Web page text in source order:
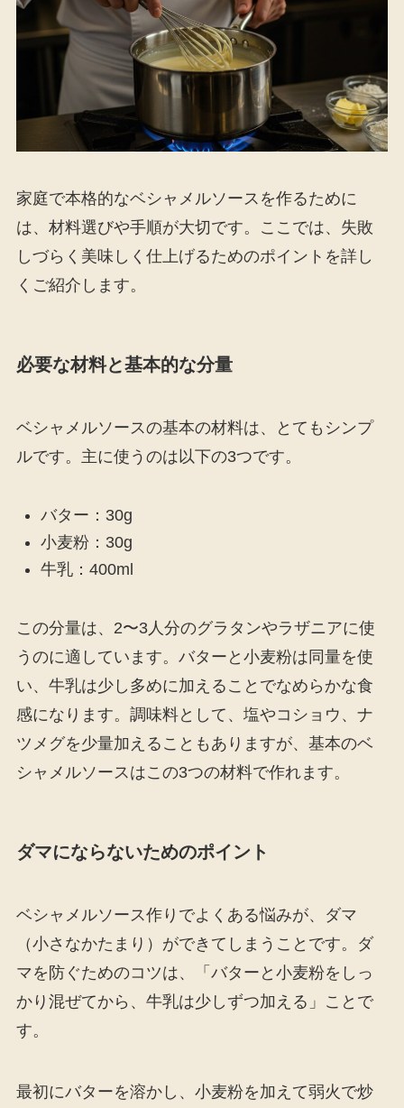
家庭で本格的なベシャメルソースを作るために
は、材料選びや手順が大切です。ここでは、失敗
しづらく美味しく仕上げるためのポイントを詳し
くご紹介します。
必要な材料と基本的な分量
ベシャメルソースの基本の材料は、とてもシンプ
ルです。主に使うのは以下の3つです。
バター：30g
小麦粉：30g
牛乳：400ml
この分量は、2〜3人分のグラタンやラザニアに使
うのに適しています。バターと小麦粉は同量を使
い、牛乳は少し多めに加えることでなめらかな食
感になります。調味料として、塩やコショウ、ナ
ツメグを少量加えることもありますが、基本のベ
シャメルソースはこの3つの材料で作れます。
ダマにならないためのポイント
ベシャメルソース作りでよくある悩みが、ダマ
（小さなかたまり）ができてしまうことです。ダ
マを防ぐためのコツは、「バターと小麦粉をしっ
かり混ぜてから、牛乳は少しずつ加える」ことで
す。
最初にバターを溶かし、小麦粉を加えて弱火で炒